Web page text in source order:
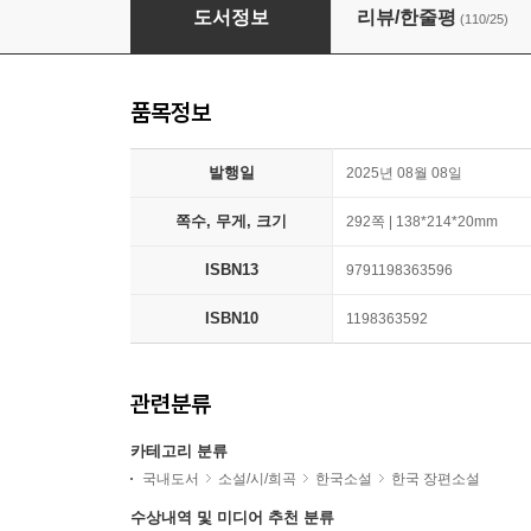
젊음의 나라
도서정보 리뷰/한줄평 (110/25)
품목정보
발행일 2025년 08월 08일
쪽수, 무게, 크기 292쪽 | 138*214*20mm
ISBN13 9791198363596
ISBN10 1198363592
관련분류
카테고리 분류
국내도서 소설/시/희곡 한국소설 한국 장편소설
수상내역 및 미디어 추천 분류